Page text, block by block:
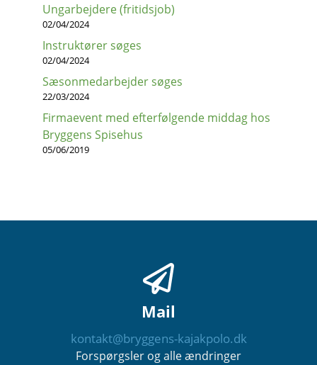
Ungarbejdere (fritidsjob)
02/04/2024
Instruktører søges
02/04/2024
Sæsonmedarbejder søges
22/03/2024
Firmaevent med efterfølgende middag hos
Bryggens Spisehus
05/06/2019
Mail
kontakt@bryggens-kajakpolo.dk
Forspørgsler og alle ændringer